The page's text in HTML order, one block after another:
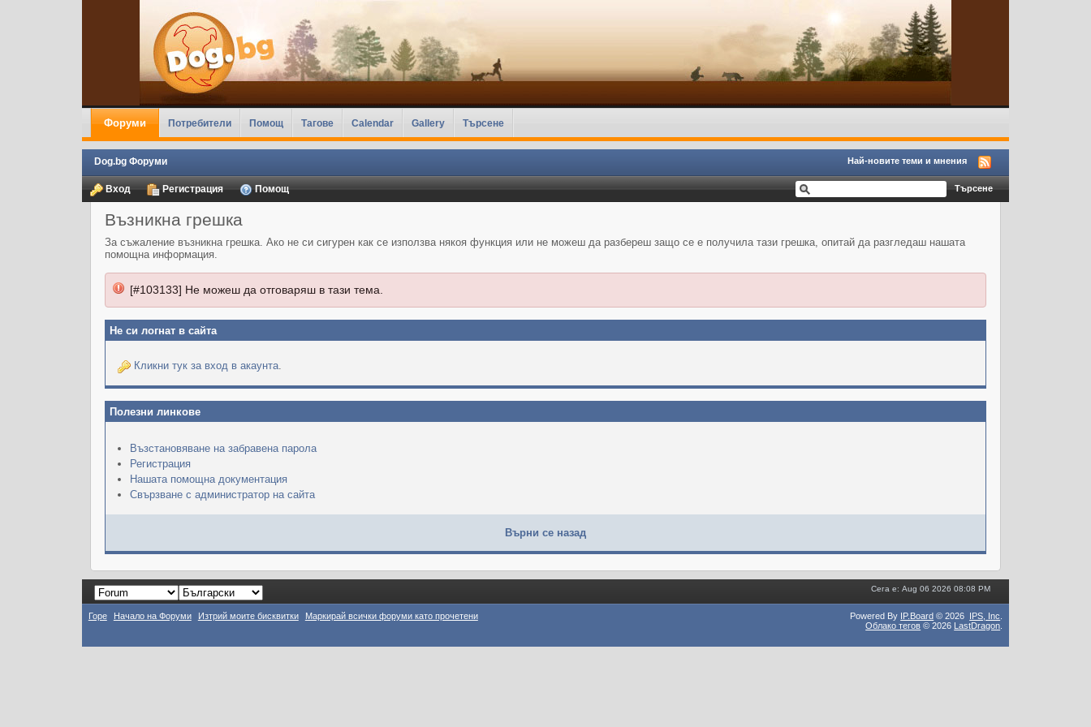
Форуми Потребители Помощ Тагове Calendar Gallery Търсене
Dog.bg Форуми Най-новите теми и мнения
Вход Регистрация Помощ
Възникна грешка
За съжаление възникна грешка. Ако не си сигурен как се използва някоя функция или не можеш да разбереш защо се е получила тази грешка, опитай да разгледаш нашата
помощна информация.
[#103133] Не можеш да отговаряш в тази тема.
Не си логнат в сайта
Кликни тук за вход в акаунта.
Полезни линкове
Възстановяване на забравена парола
Регистрация
Нашата помощна документация
Свързване с администратор на сайта
Върни се назад
Сега е: Aug 06 2026 08:08 PM
Горе Начало на Форуми Изтрий моите бисквитки Маркирай всички форуми като прочетени Powered By IP.Board © 2026 IPS, Inc
Облако тегов © 2026 LastDragon